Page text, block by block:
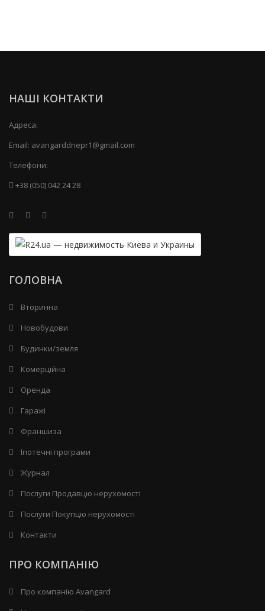
НАШІ КОНТАКТИ
Адреса:
Email: avangarddnepr1@gmail.com
Телефони:
+38 (050) 042 24 28
ГОЛОВНА
Вторинна
Новобудови
Будинки/земля
Комерційна
Оренда
Гаражі
Франшиза
Іпотечні програми
Журнал
Послуги Продавцю нерухомості
Послуги Покупцю нерухомості
Контакти
ПРО КОМПАНІЮ
Про компанію Avangard